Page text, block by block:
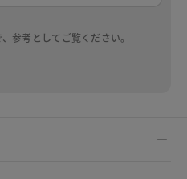
参考としてご覧ください。